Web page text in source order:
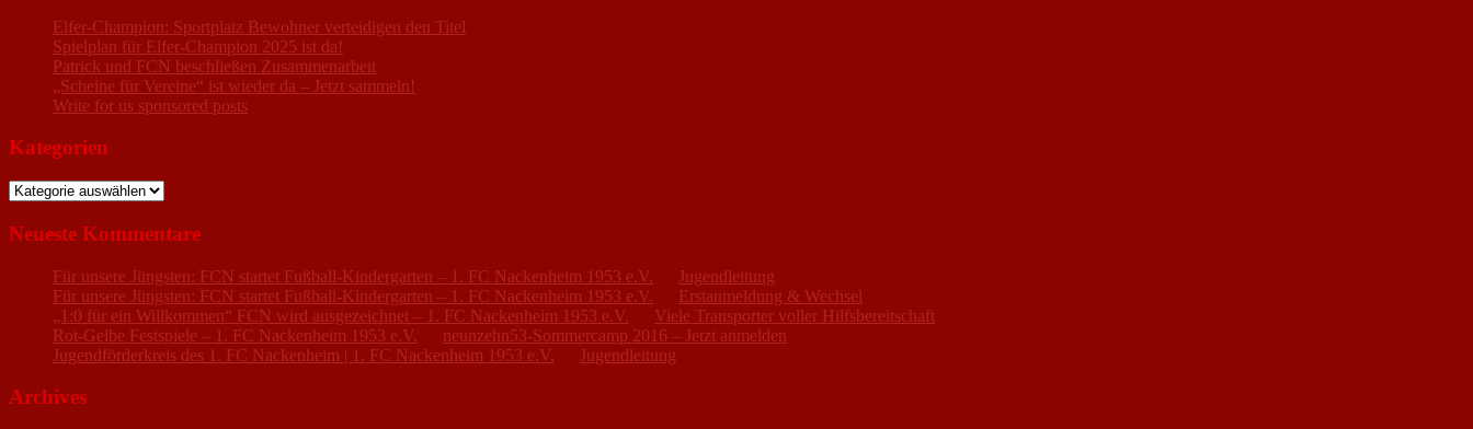
Elfer-Champion: Sportplatz Bewohner verteidigen den Titel
Spielplan für Elfer-Champion 2025 ist da!
Patrick und FCN beschließen Zusammenarbeit
„Scheine für Vereine“ ist wieder da – Jetzt sammeln!
Write for us sponsored posts
Kategorien
Kategorien
Neueste Kommentare
Für unsere Jüngsten: FCN startet Fußball-Kindergarten – 1. FC Nackenheim 1953 e.V.
Jugendleitung
Für unsere Jüngsten: FCN startet Fußball-Kindergarten – 1. FC Nackenheim 1953 e.V.
Erstanmeldung & Wechsel
„1:0 für ein Willkommen“ FCN wird ausgezeichnet – 1. FC Nackenheim 1953 e.V.
Viele Transporter voller Hilfsbereitschaft
Rot-Gelbe Festspiele – 1. FC Nackenheim 1953 e.V.
neunzehn53-Sommercamp 2016 – Jetzt anmelden
Jugendförderkreis des 1. FC Nackenheim | 1. FC Nackenheim 1953 e.V.
Jugendleitung
Archives